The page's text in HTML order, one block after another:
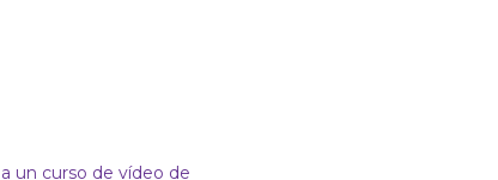
un curso de vídeo de